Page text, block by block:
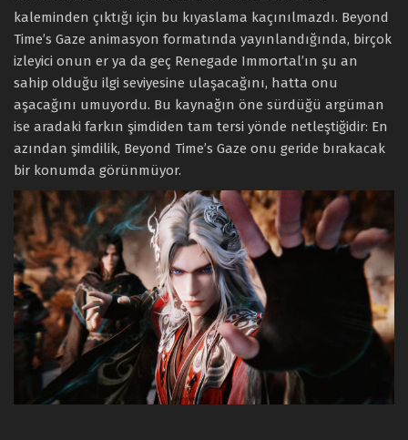
kaleminden çıktığı için bu kıyaslama kaçınılmazdı. Beyond
Time’s Gaze animasyon formatında yayınlandığında, birçok
izleyici onun er ya da geç Renegade Immortal’ın şu an
sahip olduğu ilgi seviyesine ulaşacağını, hatta onu
aşacağını umuyordu. Bu kaynağın öne sürdüğü argüman
ise aradaki farkın şimdiden tam tersi yönde netleştiğidir: En
azından şimdilik, Beyond Time’s Gaze onu geride bırakacak
bir konumda görünmüyor.